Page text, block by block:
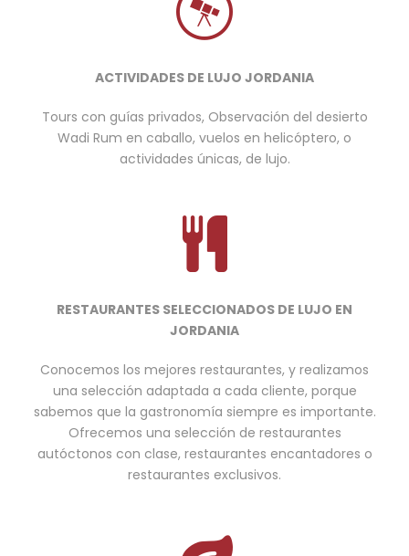
ACTIVIDADES DE LUJO JORDANIA
Tours con guías privados, Observación del desierto
Wadi Rum en caballo, vuelos en helicóptero, o
actividades únicas, de lujo.
RESTAURANTES SELECCIONADOS DE LUJO EN
JORDANIA
Conocemos los mejores restaurantes, y realizamos
una selección adaptada a cada cliente, porque
sabemos que la gastronomía siempre es importante.
Ofrecemos una selección de restaurantes
autóctonos con clase, restaurantes encantadores o
restaurantes exclusivos.